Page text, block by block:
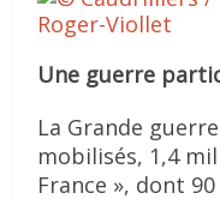
Une guerre
La Grande
mobilisés, 1,4
France », dont